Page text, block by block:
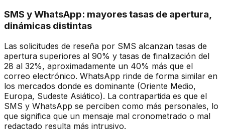
SMS y WhatsApp: mayores tasas de apertura,
dinámicas distintas
Las solicitudes de reseña por SMS alcanzan tasas de
apertura superiores al 90% y tasas de finalización del
28 al 32%, aproximadamente un 40% más que el
correo electrónico. WhatsApp rinde de forma similar en
los mercados donde es dominante (Oriente Medio,
Europa, Sudeste Asiático). La contrapartida es que el
SMS y WhatsApp se perciben como más personales, lo
que significa que un mensaje mal cronometrado o mal
redactado resulta más intrusivo.